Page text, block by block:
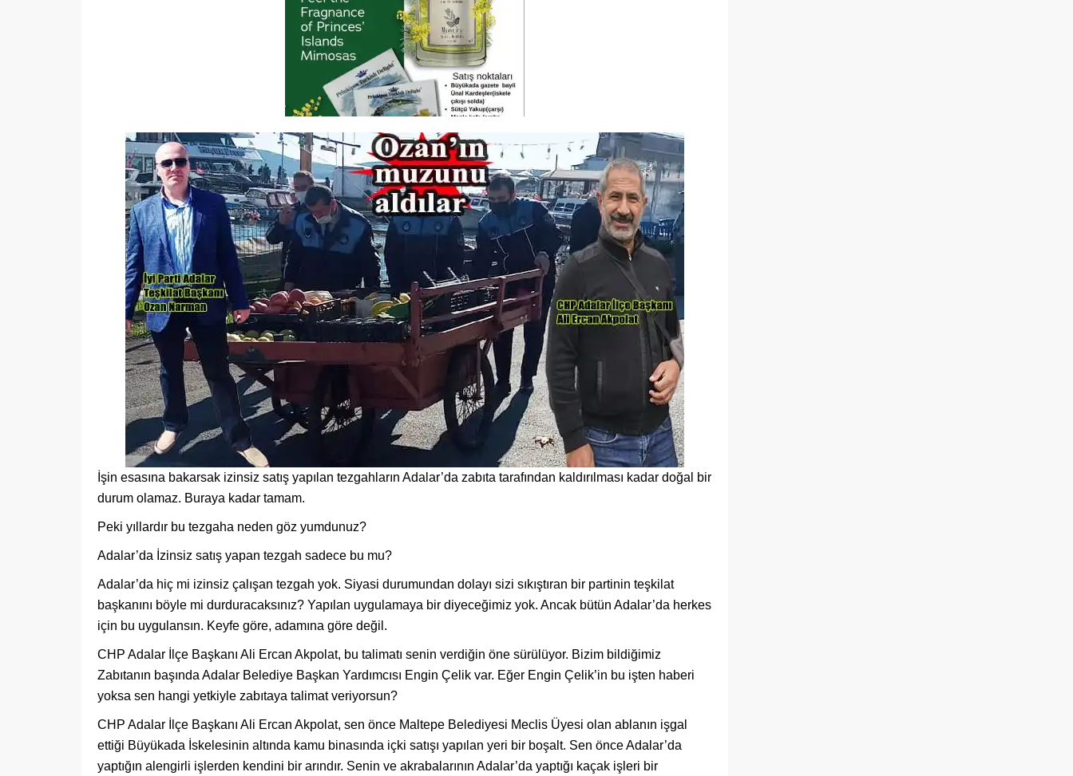
İşin esasına bakarsak izinsiz satış yapılan tezgahların Adalar’da zabıta tarafından kaldırılması kadar doğal bir
durum olamaz. Buraya kadar tamam.
Peki yıllardır bu tezgaha neden göz yumdunuz?
Adalar’da İzinsiz satış yapan tezgah sadece bu mu?
Adalar’da hiç mi izinsiz çalışan tezgah yok. Siyasi durumundan dolayı sizi sıkıştıran bir partinin teşkilat
başkanını böyle mi durduracaksınız? Yapılan uygulamaya bir diyeceğimiz yok. Ancak bütün Adalar’da herkes
için bu uygulansın. Keyfe göre, adamına göre değil.
CHP Adalar İlçe Başkanı Ali Ercan Akpolat, bu talimatı senin verdiğin öne sürülüyor. Bizim bildiğimiz
Zabıtanın başında Adalar Belediye Başkan Yardımcısı Engin Çelik var. Eğer Engin Çelik’in bu işten haberi
yoksa sen hangi yetkiyle zabıtaya talimat veriyorsun?
CHP Adalar İlçe Başkanı Ali Ercan Akpolat, sen önce Maltepe Belediyesi Meclis Üyesi olan ablanın işgal
ettiği Büyükada İskelesinin altında kamu binasında içki satışı yapılan yeri bir boşalt. Sen önce Adalar’da
yaptığın alengirli işlerden kendini bir arındır. Senin ve akrabalarının Adalar’da yaptığı kaçak işleri bir